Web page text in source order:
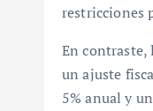
restricciones
En contraste,
un ajuste
5% anual y